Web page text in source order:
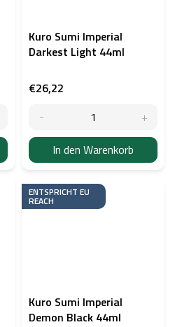
Kuro Sumi Imperial
Darkest Light 44ml
€26,22
In den Warenkorb
ENTSPRICHT EU
REACH
Kuro Sumi Imperial
Demon Black 44ml